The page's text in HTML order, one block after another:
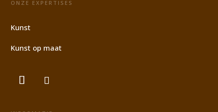
ONZE EXPERTISES
Kunst
Kunst op maat